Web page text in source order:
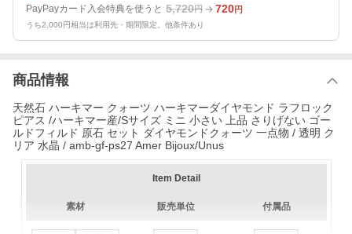
PayPayカード入会特典を使うと 5,720円 720円
うち2,000円相当は利用先・期間限定。他条件あり
商品情報
天然石 ハーキマー クォーツ ハーキマーダイヤモンド ラフロック
ピアス /ハーキマー産/Sサイズ ミニ 小さい 上品 さりげない ゴー
ルドフィルド 原石 セット ダイヤモンドクォーツ 一点物 / 透明 ク
リア 水晶 / amb-gf-ps27 Amer Bijoux/Unus
Item Detail
素材 販売単位 付属品